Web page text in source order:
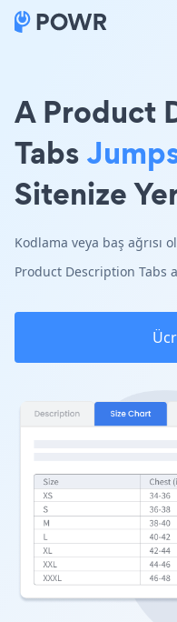
A Product
Tabs
Sitenize
Kodlama veya baş ağrısı
Product Description Tabs